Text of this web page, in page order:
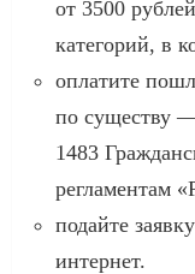
от 3500
категорий, в
оплатите
по существу
1483
регламентам
подайте
интернет.